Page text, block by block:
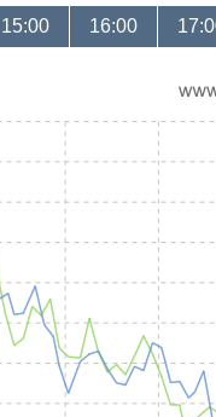
15:00 16:00